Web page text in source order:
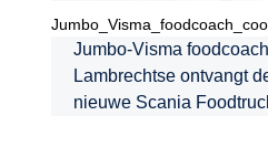
Jumbo-Visma
Lambrechtse ontvangt
nieuwe Scania